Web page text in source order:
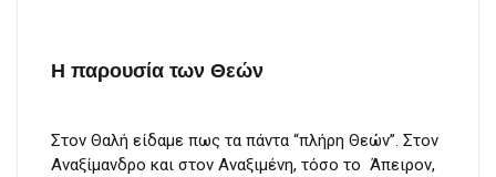
Η παρουσία των Θεών
Στον Θαλή είδαμε πως τα πάντα “πλήρη Θεών”. Στον
Αναξίμανδρο και στον Αναξιμένη, τόσο το Άπειρον,